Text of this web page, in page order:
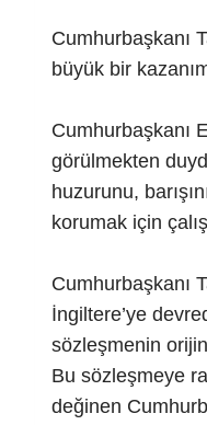
Cumhurbaşkanı
büyük bir
Cumhurbaşkanı
görülmekten
huzurunu,
korumak için
Cumhurbaşkanı
İngiltere’ye
sözleşmenin
Bu sözleşmeye
değinen